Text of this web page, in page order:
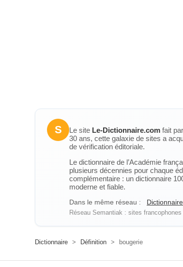
S Le site Le-Dictionnaire.com fait
30 ans, cette galaxie de sites a
de vérification éditoriale.
Le dictionnaire de l’Académie
plusieurs décennies pour chaque
complémentaire : un dictionnaire
moderne et fiable.
Dans le même réseau :
Réseau Semantiak : sites
Dictionnaire > Définition > bougerie